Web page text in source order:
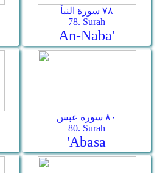
٧٨ سورة النبأ
78. Surah
An-Naba'
٨٠ سورة عبس
80. Surah
'Abasa